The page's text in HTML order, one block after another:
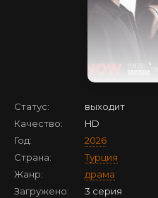
Статус:
выходит
Качество:
HD
Год:
2026
Страна:
Турция
Жанр:
драма
Загружено:
3 серия